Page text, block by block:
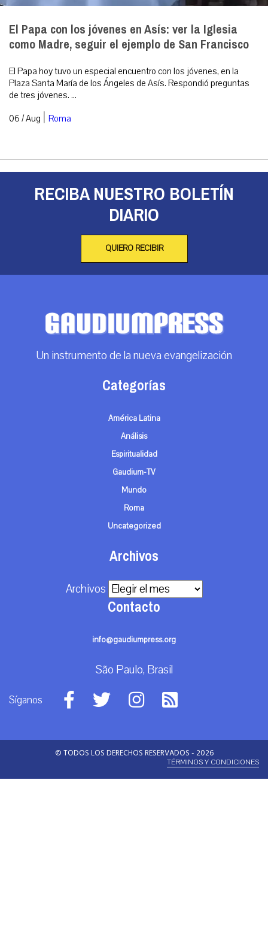
El Papa con los jóvenes en Asís: ver la Iglesia
como Madre, seguir el ejemplo de San Francisco
El Papa hoy tuvo un especial encuentro con los jóvenes, en la
Plaza Santa María de los Ángeles de Asís. Respondió preguntas
de tres jóvenes. ...
06 / Aug | Roma
RECIBA NUESTRO BOLETÍN
DIARIO
QUIERO RECIBIR
Un instrumento de la nueva evangelización
Categorías
América Latina
Análisis
Espiritualidad
Gaudium-TV
Mundo
Roma
Uncategorized
Archivos
Archivos
Contacto
info@gaudiumpress.org
São Paulo, Brasil
Síganos
© TODOS LOS DERECHOS RESERVADOS - 2026
TÉRMINOS Y CONDICIONES